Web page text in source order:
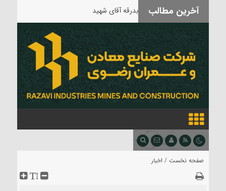
آخرین مطالب بدرقه آقای شهید
صفحه نخست / اخبار